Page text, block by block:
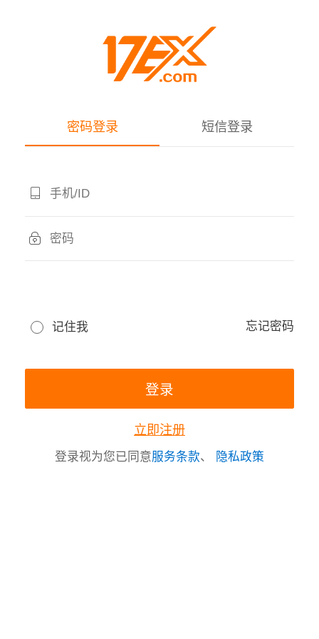
密码登录 短信登录
记住我 忘记密码
立即注册
登录视为您已同意服务条款、 隐私政策